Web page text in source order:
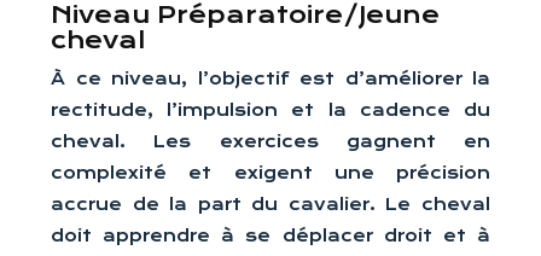
Niveau Préparatoire/Jeune
cheval
À ce niveau, l’objectif est d’améliorer la
rectitude, l’impulsion et la cadence du
cheval. Les exercices gagnent en
complexité et exigent une précision
accrue de la part du cavalier. Le cheval
doit apprendre à se déplacer droit et à